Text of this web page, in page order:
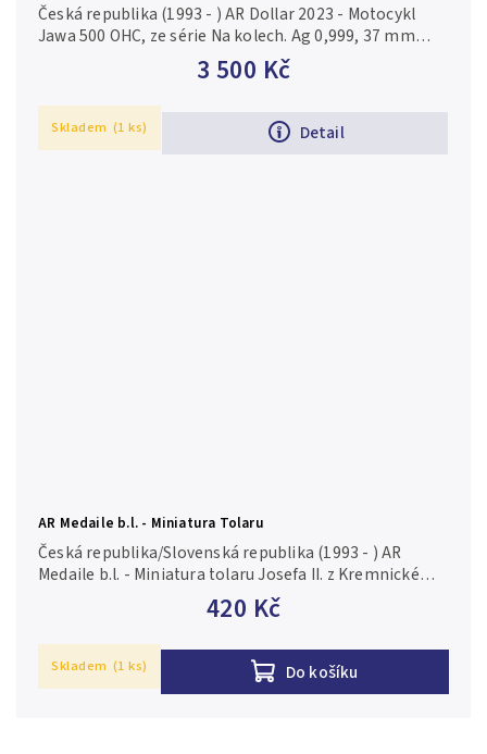
3 500 Kč
Detail
Česká republika (1993 - ) AR Dollar 2023 - Motocykl
Jawa 500 OHC, ze série Na kolech. Ag 0,999, 37 mm
(31,1 g), PROOF ilustrační foto, komisní prodej - obaly
Skladem (1 ks)
AR Medaile b.l. - Miniatura Tolaru
420 Kč
Do košíku
Česká republika/Slovenská republika (1993 - ) AR
Medaile b.l. - Miniatura tolaru Josefa II. z Kremnické
mincovny. Ag 0,925, 26 mm (7,7 g), puncováno,
značeno, matovaný povrch,...
Skladem (1 ks)